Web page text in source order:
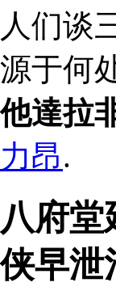
人们谈
源于何
他達拉
力昂.
八府
侠早泄